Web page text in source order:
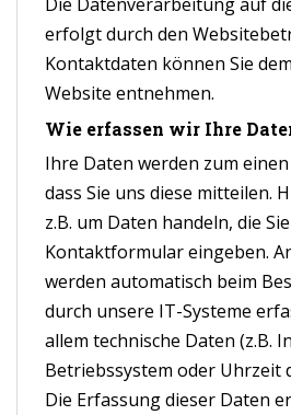
erfolgt durch den
Kontaktdaten können Sie
Website entnehmen.
Wie erfassen wir Ihre
Ihre Daten werden zum
dass Sie uns diese mitteilen.
z.B. um Daten handeln, die
Kontaktformular eingeben.
werden automatisch beim
durch unsere IT-Systeme
allem technische Daten (z.B.
Betriebssystem oder Uhrzeit
Die Erfassung dieser Daten